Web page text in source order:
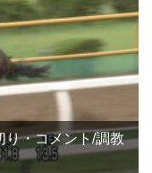
り・コメント/調教